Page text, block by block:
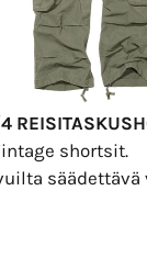
INDUSTRY 3/4
shortsit.
säädettävä